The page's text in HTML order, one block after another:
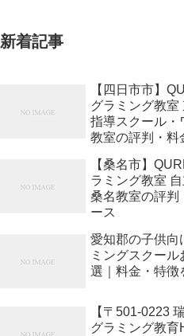
新着記事
【四日市市】
グラミング教室
指導スクール・
教室の評判・料
【桑名市】
ラミング教室
桑名教室の評判
ース
愛知郡の子供向
ミングスクール
選｜料金・特徴
【〒501-0223
グラミング教育